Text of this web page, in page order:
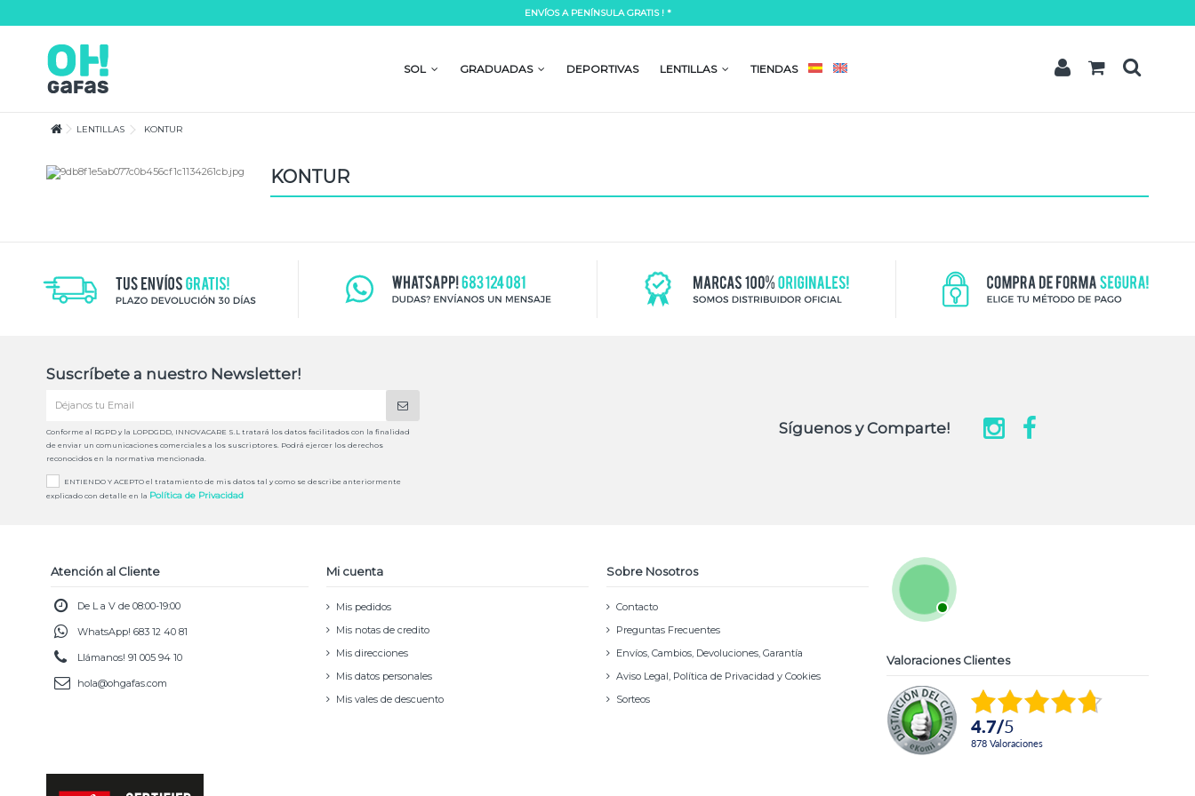
Lorem ipsum dolor sit amet, consectetur adipisicing elit, sed do eiusmod tempor incididunt ut labore et dolore
magna aliqua. Ut enim ad minim veniam, quis nostrud exercitation ullamco laboris nisi ut aliquip ex ea commodo
consequat.
Lorem ipsum dolor sit amet
magna aliqua. Ut enim ad minim veniam, quis nostrud exercitation ullamco laboris nisi ut aliquip ex ea commodo
ENVÍOS A PENÍNSULA GRATIS ! *
SOL GRADUADAS DEPORTIVAS LENTILLAS TIENDAS
LENTILLAS KONTUR
KONTUR
Suscríbete a nuestro Newsletter!
Conforme al RGPD y la LOPDGDD, INNOVACARE S.L tratará los datos facilitados con la finalidad
de enviar un comunicaciones comerciales a los suscriptores. Podrá ejercer los derechos
reconocidos en la normativa mencionada.
ENTIENDO Y ACEPTO el tratamiento de mis datos tal y como se describe anteriormente
explicado con detalle en la Política de Privacidad
Síguenos y Comparte!
Atención al Cliente
De L a V de 08:00-19:00
WhatsApp! 683 12 40 81
Llámanos! 91 005 94 10
hola@ohgafas.com
Mi cuenta
Mis pedidos
Mis notas de credito
Mis direcciones
Mis datos personales
Mis vales de descuento
Sobre Nosotros
Contacto
Preguntas Frecuentes
Envíos, Cambios, Devoluciones, Garantía
Aviso Legal, Política de Privacidad y Cookies
Sorteos
Valoraciones Clientes
4.7/5
878 Valoraciones